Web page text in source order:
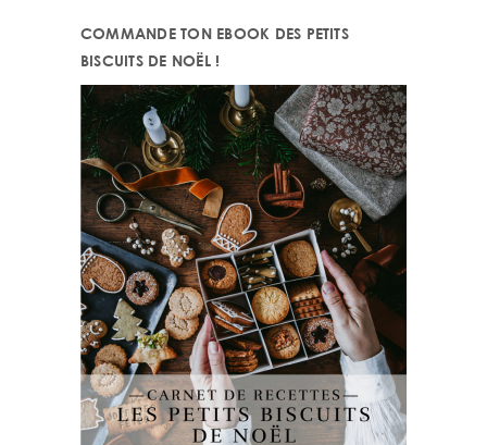
COMMANDE TON EBOOK DES PETITS
BISCUITS DE NOËL !